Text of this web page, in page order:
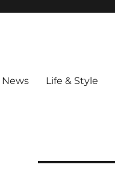
News Life & Style